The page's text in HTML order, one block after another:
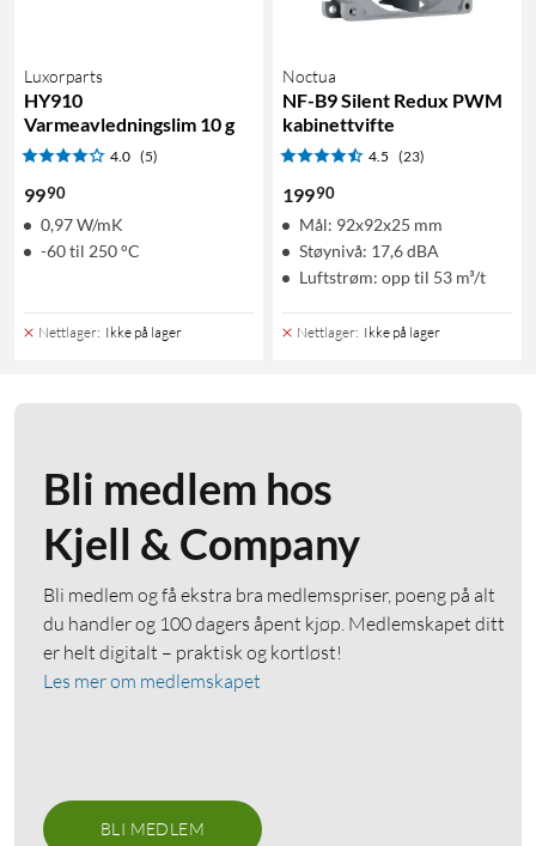
Luxorparts
HY910
Varmeavledningslim 10 g
4.0 (5)
9990
0,97 W/mK
-60 til 250 °C
Nettlager: Ikke på lager
Noctua
NF-B9 Silent Redux PWM
kabinettvifte
4.5 (23)
19990
Mål: 92x92x25 mm
Støynivå: 17,6 dBA
Luftstrøm: opp til 53 m³/t
Nettlager: Ikke på lager
Bli medlem hos
Kjell & Company
Bli medlem og få ekstra bra medlemspriser, poeng på alt
du handler og 100 dagers åpent kjøp. Medlemskapet ditt
er helt digitalt – praktisk og kortløst!
Les mer om medlemskapet
BLI MEDLEM